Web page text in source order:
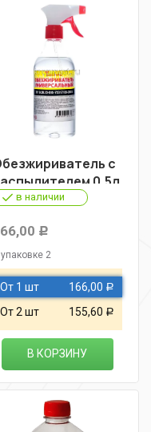
с
0,5л
в наличии
Р
2
От 1 шт 166,00 Р
От 2 шт 155,60 Р
В КОРЗИНУ